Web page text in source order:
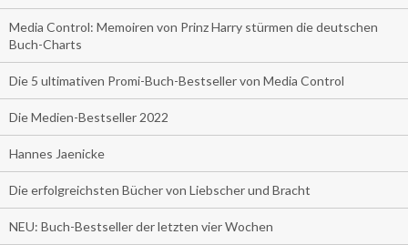
Media Control: Memoiren von Prinz Harry stürmen die deutschen
Buch-Charts
Die 5 ultimativen Promi-Buch-Bestseller von Media Control
Die Medien-Bestseller 2022
Hannes Jaenicke
Die erfolgreichsten Bücher von Liebscher und Bracht
NEU: Buch-Bestseller der letzten vier Wochen